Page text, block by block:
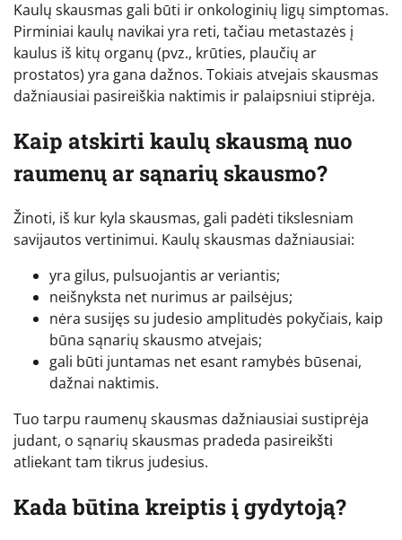
Kaulų skausmas gali būti ir onkologinių ligų simptomas.
Pirminiai kaulų navikai yra reti, tačiau metastazės į
kaulus iš kitų organų (pvz., krūties, plaučių ar
prostatos) yra gana dažnos. Tokiais atvejais skausmas
dažniausiai pasireiškia naktimis ir palaipsniui stiprėja.
Kaip atskirti kaulų skausmą nuo
raumenų ar sąnarių skausmo?
Žinoti, iš kur kyla skausmas, gali padėti tikslesniam
savijautos vertinimui. Kaulų skausmas dažniausiai:
yra gilus, pulsuojantis ar veriantis;
neišnyksta net nurimus ar pailsėjus;
nėra susijęs su judesio amplitudės pokyčiais, kaip
būna sąnarių skausmo atvejais;
gali būti juntamas net esant ramybės būsenai,
dažnai naktimis.
Tuo tarpu raumenų skausmas dažniausiai sustiprėja
judant, o sąnarių skausmas pradeda pasireikšti
atliekant tam tikrus judesius.
Kada būtina kreiptis į gydytoją?